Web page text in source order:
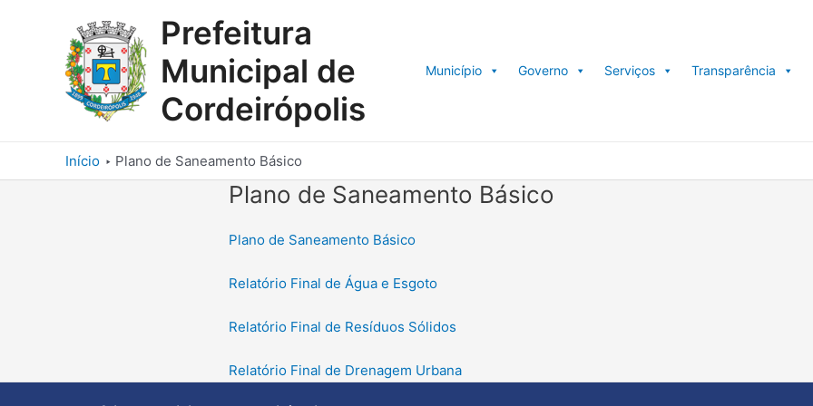
Prefeitura
Municipal de
Cordeirópolis
Município Governo Serviços Transparência
Início Plano de Saneamento Básico
Plano de Saneamento Básico
Plano de Saneamento Básico
Relatório Final de Água e Esgoto
Relatório Final de Resíduos Sólidos
Relatório Final de Drenagem Urbana